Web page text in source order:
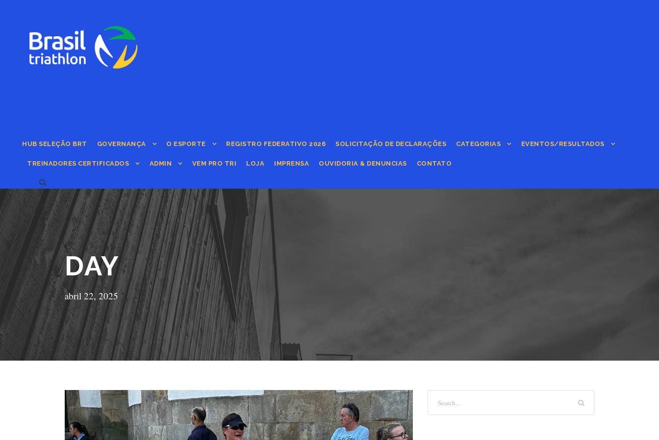
HUB SELEÇÃO BRT GOVERNANÇA O ESPORTE REGISTRO FEDERATIVO 2026 SOLICITAÇÃO DE DECLARAÇÕES CATEGORIAS EVENTOS/RESULTADOS
TREINADORES CERTIFICADOS ADMIN VEM PRO TRI LOJA IMPRENSA OUVIDORIA & DENUNCIAS CONTATO
DAY
abril 22, 2025